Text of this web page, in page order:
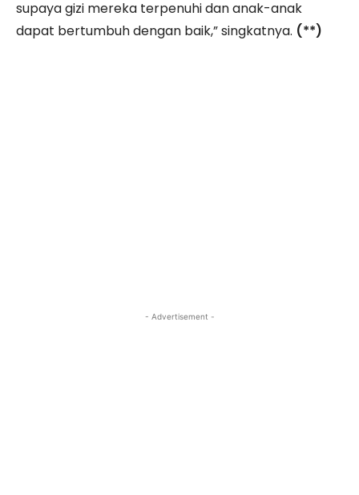
supaya gizi mereka terpenuhi dan anak-anak
dapat bertumbuh dengan baik,” singkatnya. (**)
- Advertisement -